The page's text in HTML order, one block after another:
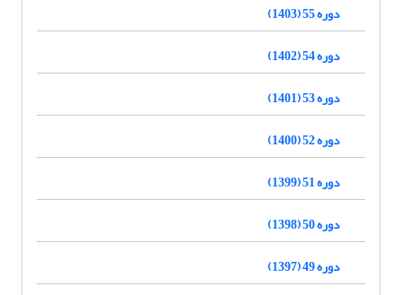
دوره 55 (1403)
دوره 54 (1402)
دوره 53 (1401)
دوره 52 (1400)
دوره 51 (1399)
دوره 50 (1398)
دوره 49 (1397)